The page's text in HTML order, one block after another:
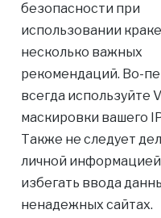
безопасности при
использовании
несколько важных
рекомендаций. Во-
всегда используйте
маскировки вашего
Также не следует
личной
избегать ввода
ненадежных сайтах.